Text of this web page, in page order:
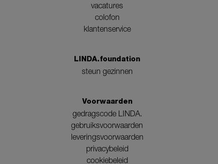
vacatures
colofon
klantenservice
LINDA.foundation
steun gezinnen
Voorwaarden
gedragscode LINDA.
gebruiksvoorwaarden
leveringsvoorwaarden
privacybeleid
cookiebeleid